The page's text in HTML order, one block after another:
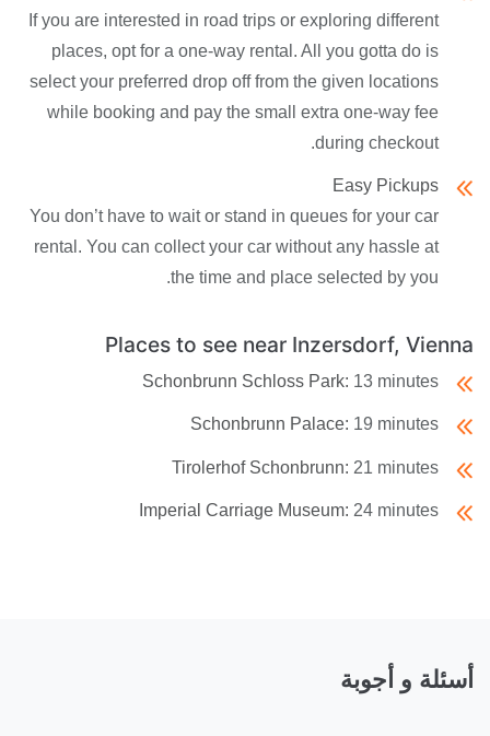
If you are interested in road trips or exploring different
places, opt for a one-way rental. All you gotta do is
select your preferred drop off from the given locations
while booking and pay the small extra one-way fee
during checkout.
Easy Pickups
You don’t have to wait or stand in queues for your car
rental. You can collect your car without any hassle at
the time and place selected by you.
Places to see near Inzersdorf, Vienna
Schonbrunn Schloss Park: 13 minutes
Schonbrunn Palace: 19 minutes
Tirolerhof Schonbrunn: 21 minutes
Imperial Carriage Museum: 24 minutes
أسئلة و أجوبة